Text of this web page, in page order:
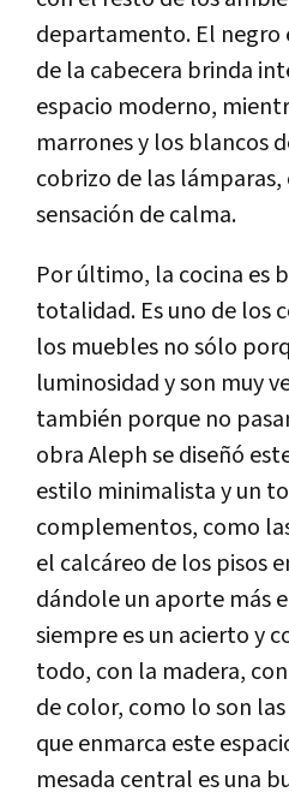
departamento. El negro
de la cabecera brinda
espacio moderno,
marrones y los blancos
cobrizo de las
sensación de calma.
Por último, la cocina es
totalidad. Es uno de los
los muebles no sólo
luminosidad y son muy
también porque no
obra Aleph se diseñó
estilo minimalista y un
complementos, como
el calcáreo de los pisos
dándole un aporte más
siempre es un acierto y
todo, con la madera,
de color, como lo son
que enmarca este
mesada central es una